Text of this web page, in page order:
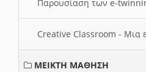
Παρουσίαση των e-
Creative Classroom -
ΜΕΙΚΤΗ ΜΑΘΗΣΗ